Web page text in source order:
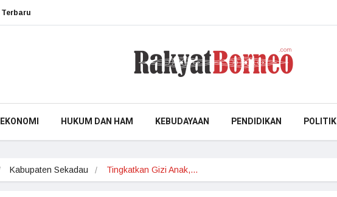
Terbaru
EKONOMI HUKUM DAN HAM KEBUDAYAAN PENDIDIKAN POLITIK
Kabupaten Sekadau Tingkatkan Gizi Anak,…